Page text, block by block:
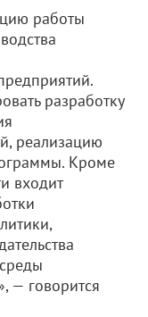
работы
разработку
реализацию
Кроме
входит
— говорится